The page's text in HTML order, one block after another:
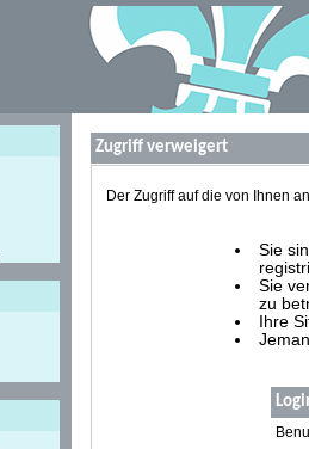
Zugriff verweigert
Der Zugriff auf die von Ihnen
Sie
Sie
zu
Ihre